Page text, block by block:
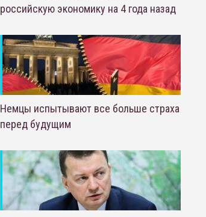
российскую экономику на 4 года назад
Немцы испытывают все больше страха
перед будущим